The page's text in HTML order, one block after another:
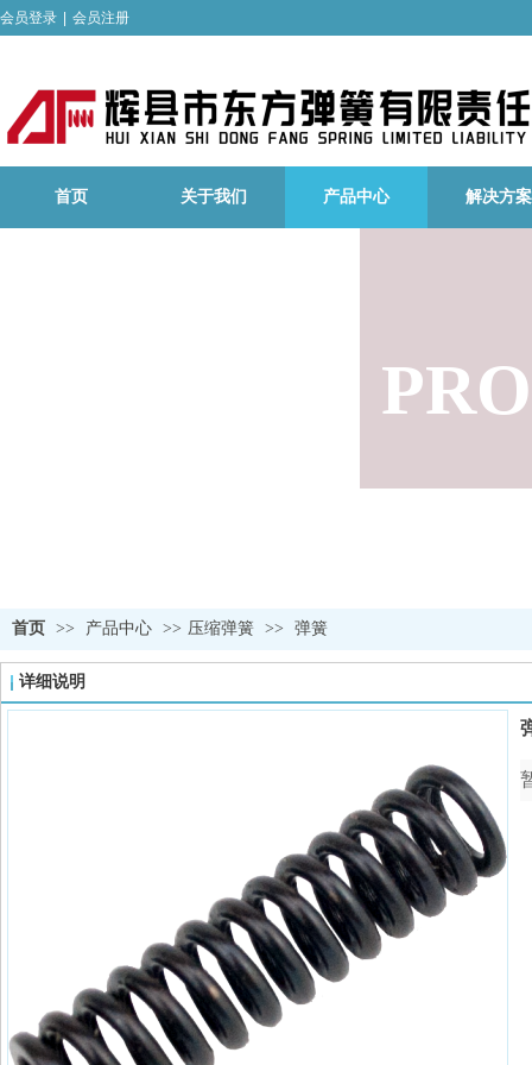
会员登录 会员注册
首页 关于我们 产品中心 解决方案
首页 >> 产品中心 >> 压缩弹簧 >> 弹簧
详细说明